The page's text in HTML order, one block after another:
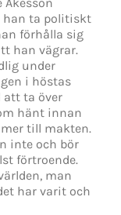
han ta politiskt
förhålla sig
han vägrar.
under
i höstas
att ta över
hänt innan
till makten.
inte och bör
förtroende.
man
har varit och